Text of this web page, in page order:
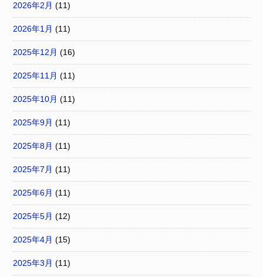
2026年2月 (11)
2026年1月 (11)
2025年12月 (16)
2025年11月 (11)
2025年10月 (11)
2025年9月 (11)
2025年8月 (11)
2025年7月 (11)
2025年6月 (11)
2025年5月 (12)
2025年4月 (15)
2025年3月 (11)